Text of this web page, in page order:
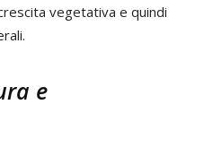
vegetativa e quindi
e